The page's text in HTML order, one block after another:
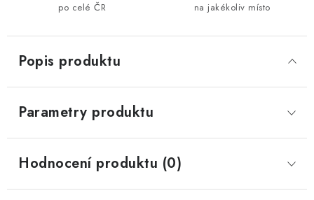
po celé ČR na jakékoliv místo
Popis produktu
Parametry produktu
Hodnocení produktu (0)